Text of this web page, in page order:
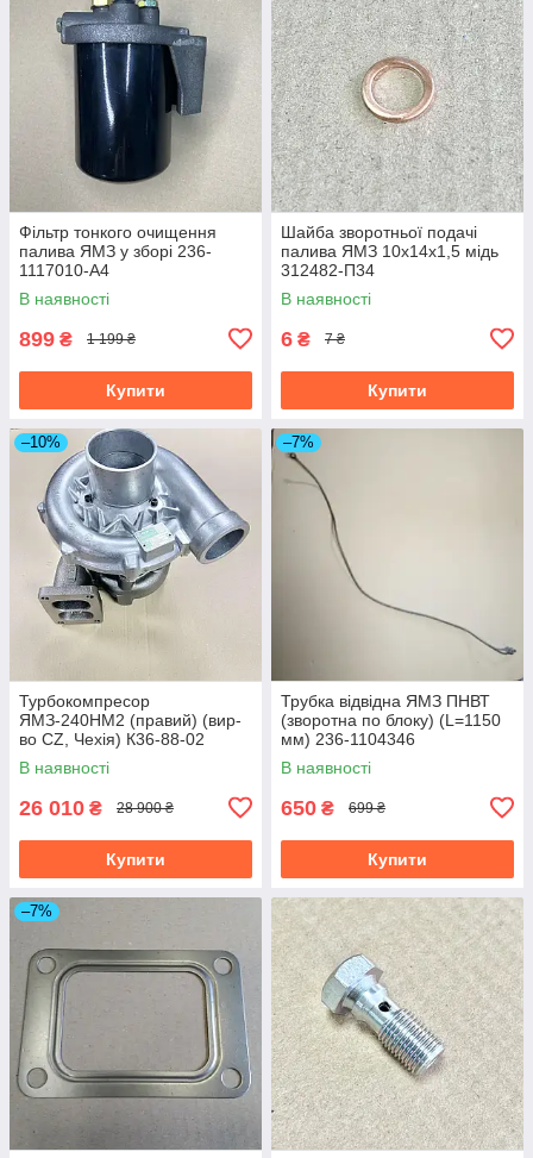
Фільтр тонкого очищення
палива ЯМЗ у зборі 236-
1117010-А4
В наявності
899 ₴ 1 199 ₴
Купити
Шайба зворотньої подачі
палива ЯМЗ 10х14х1,5 мідь
312482-П34
В наявності
6 ₴ 7 ₴
Купити
–10%
Турбокомпресор
ЯМЗ-240НМ2 (правий) (вир-
во CZ, Чехія) К36-88-02
В наявності
26 010 ₴ 28 900 ₴
Купити
–7%
Трубка відвідна ЯМЗ ПНВТ
(зворотна по блоку) (L=1150
мм) 236-1104346
В наявності
650 ₴ 699 ₴
Купити
–7%